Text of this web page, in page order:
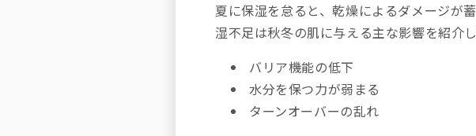
夏に保湿を怠ると、乾燥によるダメージが
湿不足は秋冬の肌に与える主な影響を紹介し
バリア機能の低下
水分を保つ力が弱まる
ターンオーバーの乱れ